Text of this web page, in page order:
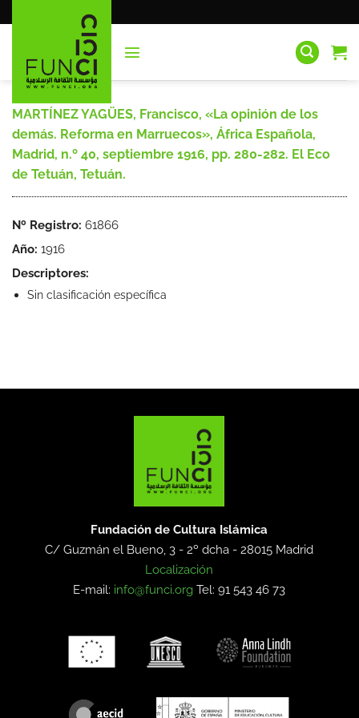
al
MARTÍNEZ YAGÜES, Francisco, «La opinión de los
demás. Reforma en Marruecos», África Española,
Madrid, n.º 40, septiembre 1916, pp. 280-282. El Eco
de Tetuán, Tetuán.
Nº Registro: 61866
Año: 1916
Descriptores:
Sin clasificación específica
Fundación de Cultura Islámica
C/ Guzmán el Bueno, 3 - 2º dcha -28015 Madrid
Localización
E-mail: info@funci.org Tel: 91 543 46 73